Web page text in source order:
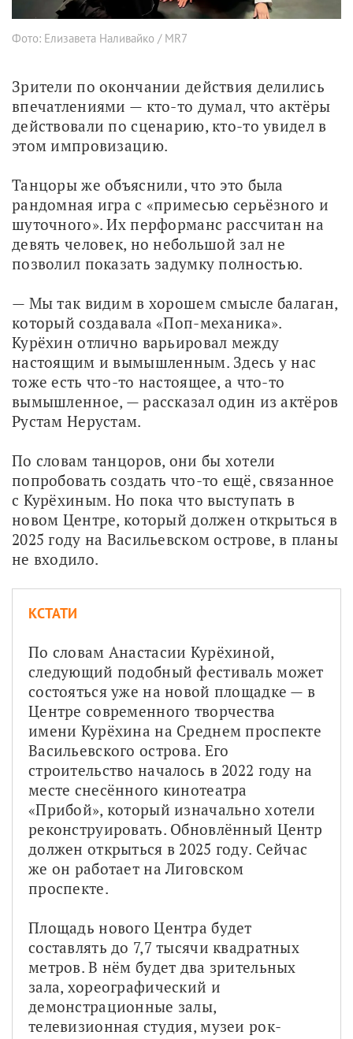
Фото: Елизавета Наливайко / MR7
Зрители по окончании действия делились
впечатлениями — кто-то думал, что актёры
действовали по сценарию, кто-то увидел в
этом импровизацию.
Танцоры же объяснили, что это была
рандомная игра с «примесью серьёзного и
шуточного». Их перформанс рассчитан на
девять человек, но небольшой зал не
позволил показать задумку полностью.
— Мы так видим в хорошем смысле балаган,
который создавала «Поп-механика».
Курёхин отлично варьировал между
настоящим и вымышленным. Здесь у нас
тоже есть что-то настоящее, а что-то
вымышленное, — рассказал один из актёров
Рустам Нерустам.
По словам танцоров, они бы хотели
попробовать создать что-то ещё, связанное
с Курёхиным. Но пока что выступать в
новом Центре, который должен открыться в
2025 году на Васильевском острове, в планы
не входило.
КСТАТИ
По словам Анастасии Курёхиной,
следующий подобный фестиваль может
состояться уже на новой площадке — в
Центре современного творчества
имени Курёхина на Среднем проспекте
Васильевского острова. Его
строительство началось в 2022 году на
месте снесённого кинотеатра
«Прибой», который изначально хотели
реконструировать. Обновлённый Центр
должен открыться в 2025 году. Сейчас
же он работает на Лиговском
проспекте.
Площадь нового Центра будет
составлять до 7,7 тысячи квадратных
метров. В нём будет два зрительных
зала, хореографический и
демонстрационные залы,
телевизионная студия, музеи рок-